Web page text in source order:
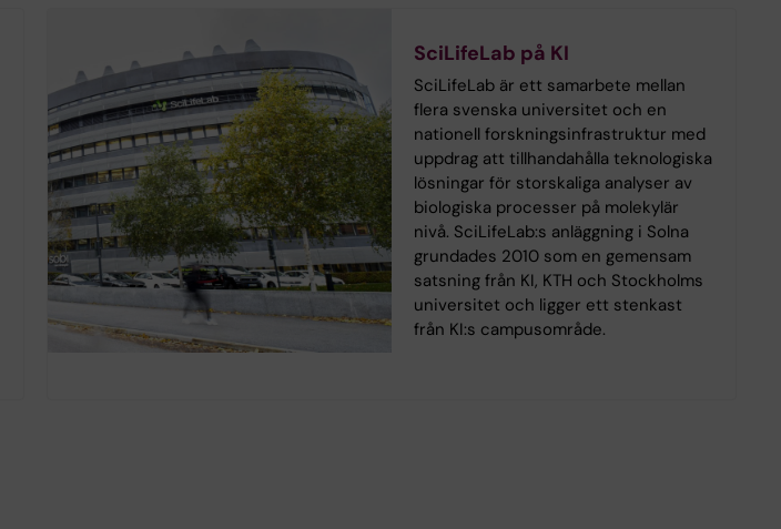
SciLifeLab på KI
SciLifeLab är ett samarbete mellan
flera svenska universitet och en
nationell forskningsinfrastruktur med
uppdrag att tillhandahålla teknologiska
lösningar för storskaliga analyser av
biologiska processer på molekylär
nivå. SciLifeLab:s anläggning i Solna
grundades 2010 som en gemensam
satsning från KI, KTH och Stockholms
universitet och ligger ett stenkast
från KI:s campusområde.